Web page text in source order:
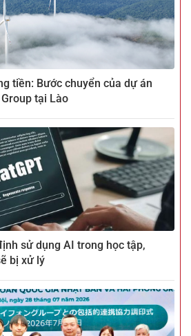
tiền: Bước chuyển của dự án
tại Lào
sử dụng AI trong học tập,
bị xử lý